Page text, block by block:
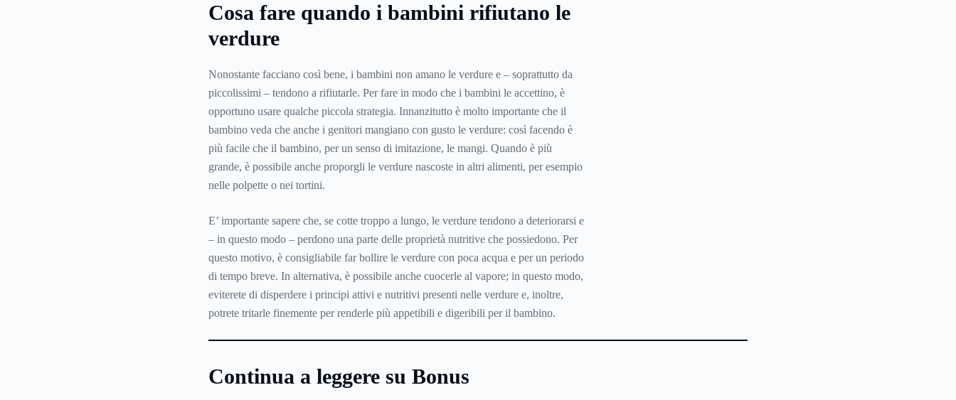
Cosa fare quando i bambini rifiutano le
verdure
Nonostante facciano così bene, i bambini non amano le verdure e – soprattutto da
piccolissimi – tendono a rifiutarle. Per fare in modo che i bambini le accettino, è
opportuno usare qualche piccola strategia. Innanzitutto è molto importante che il
bambino veda che anche i genitori mangiano con gusto le verdure: così facendo è
più facile che il bambino, per un senso di imitazione, le mangi. Quando è più
grande, è possibile anche proporgli le verdure nascoste in altri alimenti, per esempio
nelle polpette o nei tortini.
E’ importante sapere che, se cotte troppo a lungo, le verdure tendono a deteriorarsi e
– in questo modo – perdono una parte delle proprietà nutritive che possiedono. Per
questo motivo, è consigliabile far bollire le verdure con poca acqua e per un periodo
di tempo breve. In alternativa, è possibile anche cuocerle al vapore; in questo modo,
eviterete di disperdere i principi attivi e nutritivi presenti nelle verdure e, inoltre,
potrete tritarle finemente per renderle più appetibili e digeribili per il bambino.
Continua a leggere su Bonus